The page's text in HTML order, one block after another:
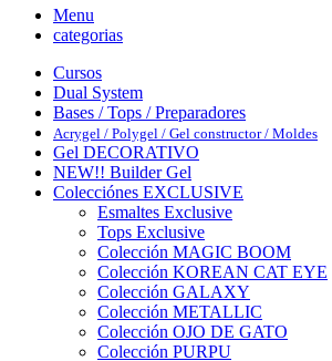
Menu
categorias
Cursos
Dual System
Bases / Tops / Preparadores
Acrygel / Polygel / Gel constructor / Moldes
Gel DECORATIVO
NEW!! Builder Gel
Colecciónes EXCLUSIVE
Esmaltes Exclusive
Tops Exclusive
Colección MAGIC BOOM
Colección KOREAN CAT EYE
Colección GALAXY
Colección METALLIC
Colección OJO DE GATO
Colección PURPU